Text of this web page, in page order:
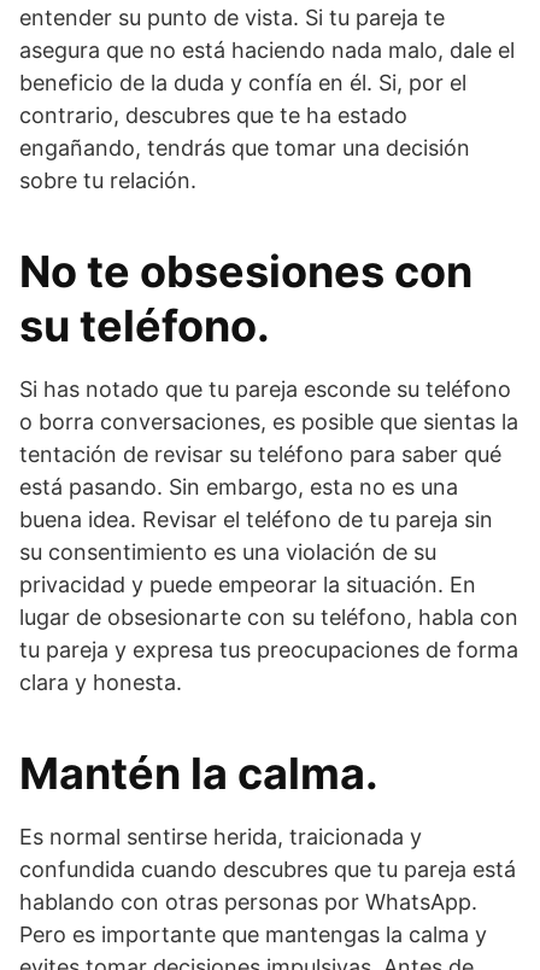
entender su punto de vista. Si tu pareja te
asegura que no está haciendo nada malo, dale el
beneficio de la duda y confía en él. Si, por el
contrario, descubres que te ha estado
engañando, tendrás que tomar una decisión
sobre tu relación.
No te obsesiones con
su teléfono.
Si has notado que tu pareja esconde su teléfono
o borra conversaciones, es posible que sientas la
tentación de revisar su teléfono para saber qué
está pasando. Sin embargo, esta no es una
buena idea. Revisar el teléfono de tu pareja sin
su consentimiento es una violación de su
privacidad y puede empeorar la situación. En
lugar de obsesionarte con su teléfono, habla con
tu pareja y expresa tus preocupaciones de forma
clara y honesta.
Mantén la calma.
Es normal sentirse herida, traicionada y
confundida cuando descubres que tu pareja está
hablando con otras personas por WhatsApp.
Pero es importante que mantengas la calma y